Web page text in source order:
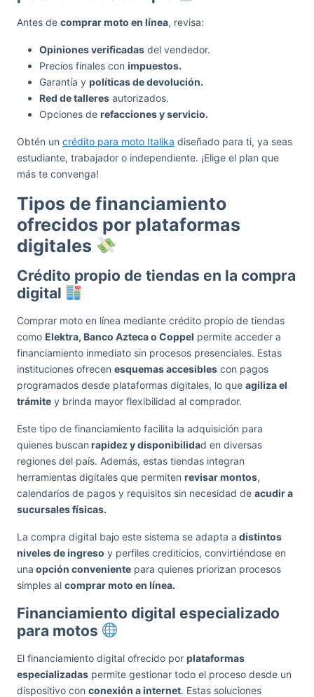
Antes de comprar moto en línea, revisa:
Opiniones verificadas del vendedor.
Precios finales con impuestos.
Garantía y políticas de devolución.
Red de talleres autorizados.
Opciones de refacciones y servicio.
Obtén un crédito para moto Italika diseñado para ti, ya seas
estudiante, trabajador o independiente. ¡Elige el plan que
más te convenga!
Tipos de financiamiento
ofrecidos por plataformas
digitales
Crédito propio de tiendas en la compra
digital
Comprar moto en línea mediante crédito propio de tiendas
como Elektra, Banco Azteca o Coppel permite acceder a
financiamiento inmediato sin procesos presenciales. Estas
instituciones ofrecen esquemas accesibles con pagos
programados desde plataformas digitales, lo que agiliza el
trámite y brinda mayor flexibilidad al comprador.
Este tipo de financiamiento facilita la adquisición para
quienes buscan rapidez y disponibilidad en diversas
regiones del país. Además, estas tiendas integran
herramientas digitales que permiten revisar montos,
calendarios de pagos y requisitos sin necesidad de acudir a
sucursales físicas.
La compra digital bajo este sistema se adapta a distintos
niveles de ingreso y perfiles crediticios, convirtiéndose en
una opción conveniente para quienes priorizan procesos
simples al comprar moto en línea.
Financiamiento digital especializado
para motos
El financiamiento digital ofrecido por plataformas
especializadas permite gestionar todo el proceso desde un
dispositivo con conexión a internet. Estas soluciones